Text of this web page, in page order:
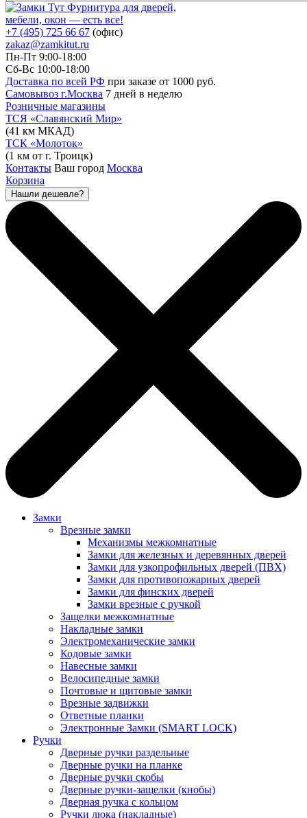
Фурнитура для дверей,
мебели, окон — есть все!
+7 (495) 725 66 67 (офис)
zakaz@zamkitut.ru
Пн-Пт 9:00-18:00
Сб-Вс 10:00-18:00
Доставка по всей РФ при заказе от 1000 руб.
Самовывоз г.Москва 7 дней в неделю
Розничные магазины
ТСЯ «Славянский Мир»
(41 км МКАД)
ТСК «Молоток»
(1 км от г. Троицк)
Контакты Ваш город Москва
Корзина
Нашли дешевле?
Замки
Врезные замки
Механизмы межкомнатные
Замки для железных и деревянных дверей
Замки для узкопрофильных дверей (ПВХ)
Замки для противопожарных дверей
Замки для финских дверей
Замки врезные с ручкой
Защелки межкомнатные
Накладные замки
Электромеханические замки
Кодовые замки
Навесные замки
Велосипедные замки
Почтовые и щитовые замки
Врезные задвижки
Ответные планки
Электронные Замки (SMART LOCK)
Ручки
Дверные ручки раздельные
Дверные ручки на планке
Дверные ручки скобы
Дверные ручки-защелки (кнобы)
Дверная ручка с кольцом
Ручки люка (накладные)